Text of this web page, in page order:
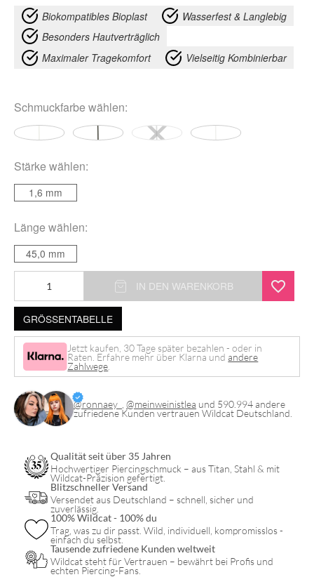
Biokompatibles Bioplast
Wasserfest & Langlebig
Besonders Hautverträglich
Maximaler Tragekomfort
Vielseitig Kombinierbar
Schmuckfarbe wählen:
Stärke wählen:
1,6 mm
Länge wählen:
45,0 mm
Bioplast
Stem
Menge
IN DEN WARENKORB
GRÖSSENTABELLE
Jetzt kaufen, 30 Tage später bezahlen - oder in
Raten. Erfahre mehr über Klarna undandere
Zahlwege
@ronnaey_ @meinweinistlea und 590.994 andere
zufriedene Kunden vertrauen Wildcat Deutschland.
Qualität seit über 35 Jahren
Hochwertiger Piercingschmuck – aus Titan, Stahl & mit
Wildcat-Präzision gefertigt.
Blitzschneller Versand
Versendet aus Deutschland – schnell, sicher und
zuverlässig.
100% Wildcat - 100% du
Trag, was zu dir passt. Wild, individuell, kompromisslos -
einfach du selbst.
Tausende zufriedene Kunden weltweit
Wildcat steht für Vertrauen – bewährt bei Profis und
echten Piercing-Fans.